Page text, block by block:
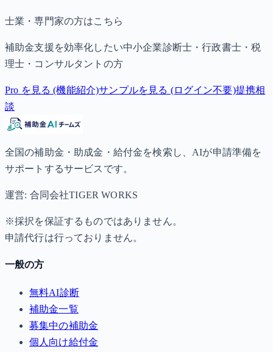
士業・専門家の方はこちら
補助金支援を効率化したい中小企業診断士・行政書士・税
理士・コンサルタントの方
Pro を見る (機能紹介)サンプルを見る (ログイン不要)提携相
談
全国の補助金・助成金・給付金を検索し、AIが申請準備を
サポートするサービスです。
運営: 合同会社TIGER WORKS
※採択を保証するものではありません。
申請代行は行っておりません。
一般の方
無料AI診断
補助金一覧
募集中の補助金
個人向け給付金